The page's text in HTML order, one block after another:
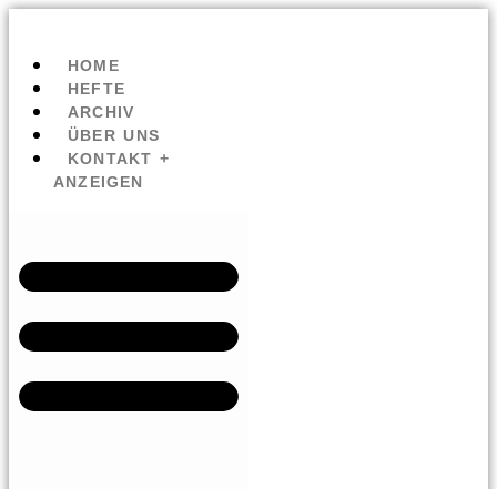
HOME
HEFTE
ARCHIV
ÜBER UNS
KONTAKT +
ANZEIGEN